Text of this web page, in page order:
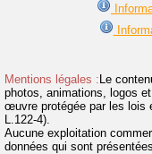
Mentions légales : Le
photos, animations, logos
œuvre protégée par les lois
L.122-4).
Aucune exploitation
données qui sont